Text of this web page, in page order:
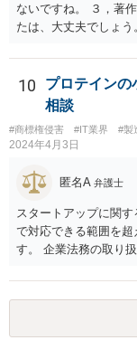
ないですね。 ３，著
たは、大丈夫でしょう
10
プロテインの
相談
#商標権侵害 #IT業界 #製
2024年4月3日
匿名A 弁護士
スタートアップに関
で対応できる範囲を
す。 企業法務の取り
す。